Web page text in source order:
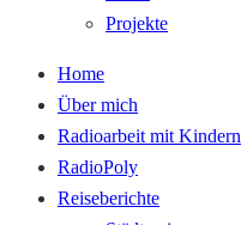
Projekte
Home
Über mich
Radioarbeit mit Kindern
RadioPoly
Reiseberichte